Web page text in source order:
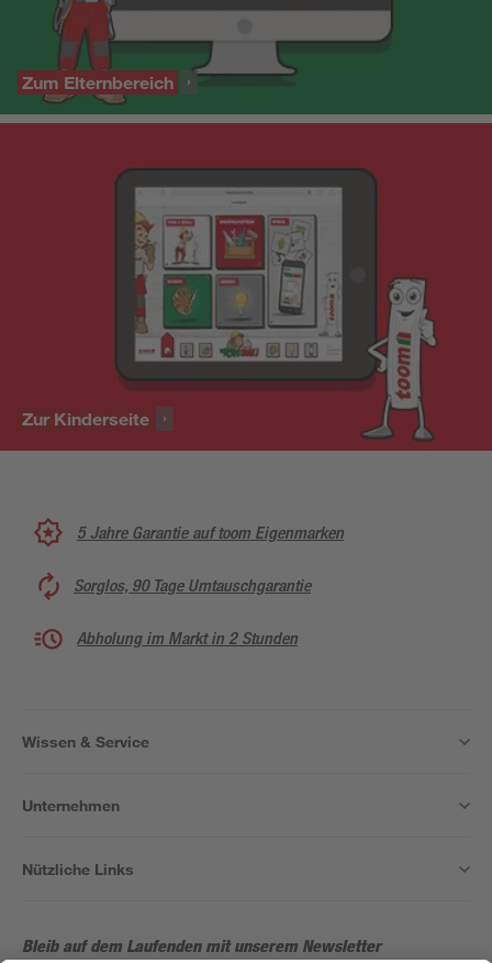
Zum Elternbereich
Zur Kinderseite
5 Jahre Garantie auf toom Eigenmarken
Sorglos, 90 Tage Umtauschgarantie
Abholung im Markt in 2 Stunden
Wissen & Service
Unternehmen
Nützliche Links
Bleib auf dem Laufenden mit unserem Newsletter